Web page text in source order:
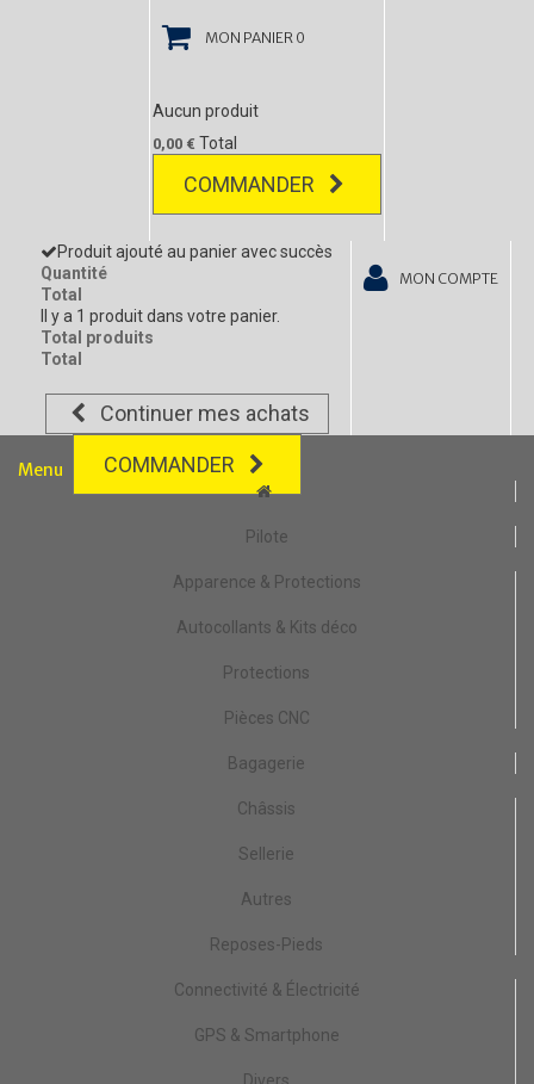
MON PANIER 0
Aucun produit
0,00 € Total
COMMANDER
Produit ajouté au panier avec succès
Quantité
Total
Il y a 1 produit dans votre panier.
Total produits
Total
Continuer mes achats
COMMANDER
MON COMPTE
Menu
Pilote
Apparence & Protections
Autocollants & Kits déco
Protections
Pièces CNC
Bagagerie
Châssis
Sellerie
Autres
Reposes-Pieds
Connectivité & Électricité
GPS & Smartphone